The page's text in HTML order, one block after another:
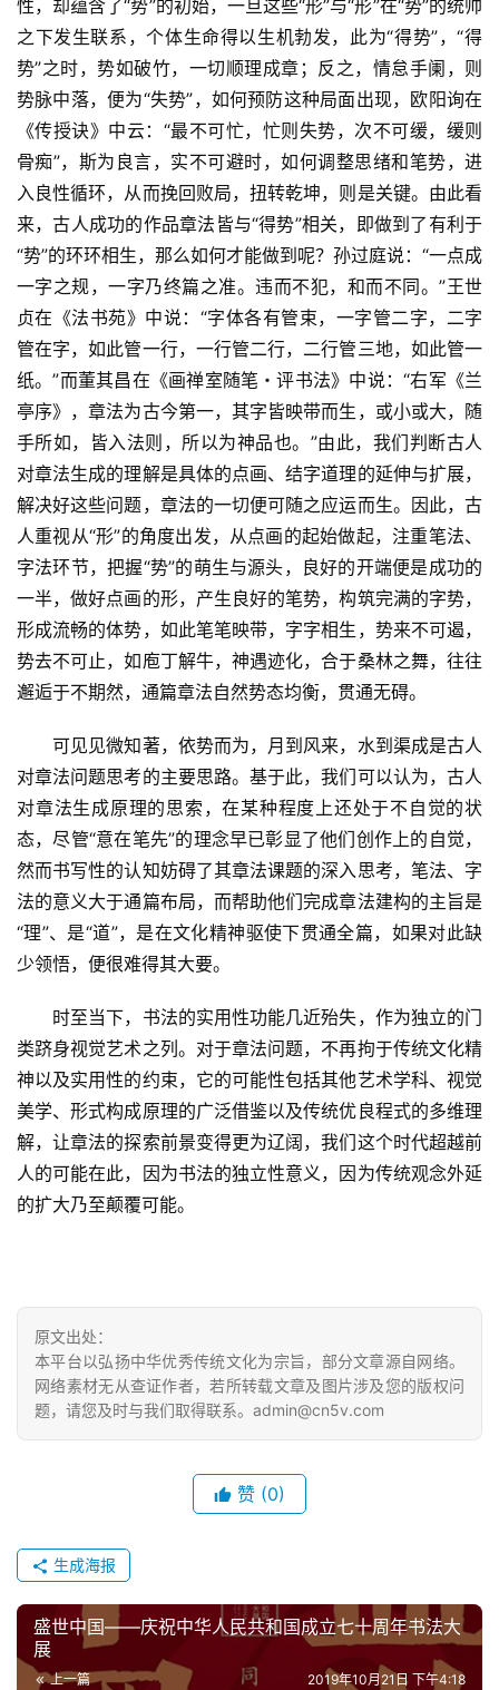
法
征
稿
学
术
研
究
法
书
欣
赏
砚
边
夜
话
美
术
图
库
容
錯
用
錯
的
繁
體
字
一
性，却蕴含了“势”的初始，一旦这些“形”与“形”在“势”的统帅
之下发生联系，个体生命得以生机勃发，此为“得势”，“得
势”之时，势如破竹，一切顺理成章；反之，情怠手阑，则
势脉中落，便为“失势”，如何预防这种局面出现，欧阳询在
《传授诀》中云：“最不可忙，忙则失势，次不可缓，缓则
骨痴”，斯为良言，实不可避时，如何调整思绪和笔势，进
入良性循环，从而挽回败局，扭转乾坤，则是关键。由此看
来，古人成功的作品章法皆与“得势”相关，即做到了有利于
“势”的环环相生，那么如何才能做到呢？孙过庭说：“一点成
一字之规，一字乃终篇之准。违而不犯，和而不同。”王世
贞在《法书苑》中说：“字体各有管束，一字管二字，二字
管在字，如此管一行，一行管二行，二行管三地，如此管一
纸。”而董其昌在《画禅室随笔・评书法》中说：“右军《兰
亭序》，章法为古今第一，其字皆映带而生，或小或大，随
手所如，皆入法则，所以为神品也。”由此，我们判断古人
对章法生成的理解是具体的点画、结字道理的延伸与扩展，
解决好这些问题，章法的一切便可随之应运而生。因此，古
人重视从“形”的角度出发，从点画的起始做起，注重笔法、
字法环节，把握“势”的萌生与源头，良好的开端便是成功的
一半，做好点画的形，产生良好的笔势，构筑完满的字势，
形成流畅的体势，如此笔笔映带，字字相生，势来不可遏，
势去不可止，如庖丁解牛，神遇迹化，合于桑林之舞，往往
邂逅于不期然，通篇章法自然势态均衡，贯通无碍。
可见见微知著，依势而为，月到风来，水到渠成是古人
对章法问题思考的主要思路。基于此，我们可以认为，古人
对章法生成原理的思索，在某种程度上还处于不自觉的状
态，尽管“意在笔先”的理念早已彰显了他们创作上的自觉，
然而书写性的认知妨碍了其章法课题的深入思考，笔法、字
法的意义大于通篇布局，而帮助他们完成章法建构的主旨是
“理”、是“道”，是在文化精神驱使下贯通全篇，如果对此缺
少领悟，便很难得其大要。
时至当下，书法的实用性功能几近殆失，作为独立的门
类跻身视觉艺术之列。对于章法问题，不再拘于传统文化精
神以及实用性的约束，它的可能性包括其他艺术学科、视觉
美学、形式构成原理的广泛借鉴以及传统优良程式的多维理
解，让章法的探索前景变得更为辽阔，我们这个时代超越前
人的可能在此，因为书法的独立性意义，因为传统观念外延
的扩大乃至颠覆可能。
原文出处：
本平台以弘扬中华优秀传统文化为宗旨，部分文章源自网络。
网络素材无从查证作者，若所转载文章及图片涉及您的版权问
题，请您及时与我们取得联系。admin@cn5v.com
赞 (0)
生成海报
盛世中国——庆祝中华人民共和国成立七十周年书法大
展
上一篇 2019年10月21日 下午4:18